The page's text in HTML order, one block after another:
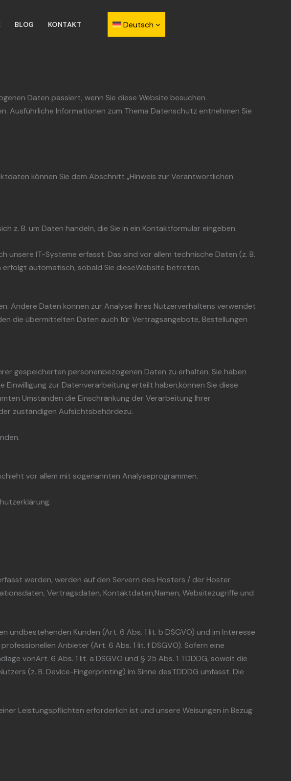
BLOG KONTAKT Deutsch
Daten passiert, wenn Sie diese Website besuchen.
Ausführliche Informationen zum Thema Datenschutz entnehmen Sie
können Sie dem Abschnitt „Hinweis zur Verantwortlichen
z. B. um Daten handeln, die Sie in ein Kontaktformular eingeben.
IT-Systeme erfasst. Das sind vor allem technische Daten (z. B.
automatisch, sobald Sie dieseWebsite betreten.
Andere Daten können zur Analyse Ihres Nutzerverhaltens verwendet
die übermittelten Daten auch für Vertragsangebote, Bestellungen
gespeicherten personenbezogenen Daten zu erhalten. Sie haben
Einwilligung zur Datenverarbeitung erteilt haben,können Sie diese
Umständen die Einschränkung der Verarbeitung Ihrer
zuständigen Aufsichtsbehördezu.
vor allem mit sogenannten Analyseprogrammen.
werden, werden auf den Servern des Hosters / der Hoster
Vertragsdaten, Kontaktdaten,Namen, Websitezugriffe und
Kunden (Art. 6 Abs. 1 lit. b DSGVO) und im Interesse
Anbieter (Art. 6 Abs. 1 lit. f DSGVO). Sofern eine
vonArt. 6 Abs. 1 lit. a DSGVO und § 25 Abs. 1 TDDDG, soweit die
(z. B. Device-Fingerprinting) im Sinne desTDDDG umfasst. Die
Leistungspflichten erforderlich ist und unsere Weisungen in Bezug